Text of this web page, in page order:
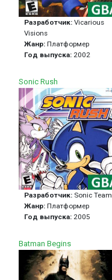
Разработчик: Vicarious
Visions
Жанр: Платформер
Год выпуска: 2002
Sonic Rush
Разработчик: Sonic Team
Жанр: Платформер
Год выпуска: 2005
Batman Begins